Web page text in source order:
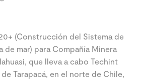
(Construcción del Sistema de
de mar) para Compañía Minera
que lleva a cabo Techint
Tarapacá, en el norte de Chile,